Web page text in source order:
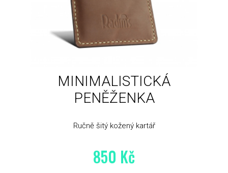
MINIMALISTICKÁ
PENĚŽENKA
Ručně šitý kožený kartář
850 Kč